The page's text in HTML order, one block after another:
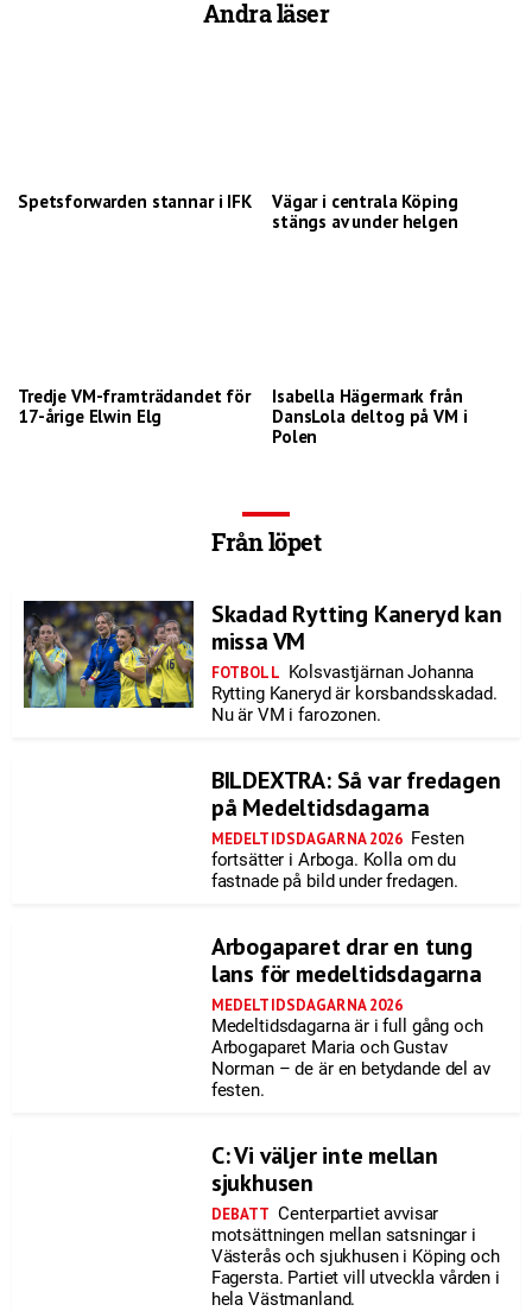
Andra läser
Spetsforwarden stannar i IFK
Vägar i centrala Köping
stängs av under helgen
Tredje VM-framträdandet för
17-årige Elwin Elg
Isabella Hägermark från
DansLola deltog på VM i
Polen
Från löpet
Skadad Rytting Kaneryd kan
missa VM
FOTBOLL Kolsvastjärnan Johanna
Rytting Kaneryd är korsbandsskadad.
Nu är VM i farozonen.
BILDEXTRA: Så var fredagen
på Medeltidsdagarna
MEDELTIDSDAGARNA 2026 Festen
fortsätter i Arboga. Kolla om du
fastnade på bild under fredagen.
Arbogaparet drar en tung
lans för medeltidsdagarna
MEDELTIDSDAGARNA 2026
Medeltidsdagarna är i full gång och
Arbogaparet Maria och Gustav
Norman – de är en betydande del av
festen.
C: Vi väljer inte mellan
sjukhusen
DEBATT Centerpartiet avvisar
motsättningen mellan satsningar i
Västerås och sjukhusen i Köping och
Fagersta. Partiet vill utveckla vården i
hela Västmanland.